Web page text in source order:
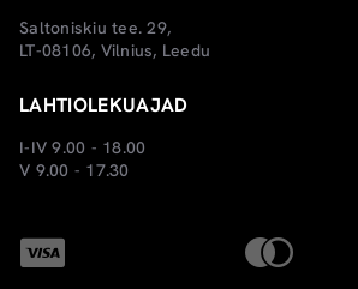
Saltoniskiu tee. 29,
LT-08106, Vilnius, Leedu
LAHTIOLEKUAJAD
I-IV 9.00 - 18.00
V 9.00 - 17.30